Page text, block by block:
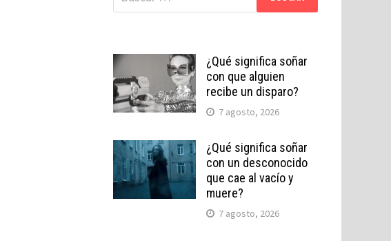
¿Qué significa soñar
con que alguien
recibe un disparo?
7 agosto, 2026
¿Qué significa soñar
con un desconocido
que cae al vacío y
muere?
7 agosto, 2026